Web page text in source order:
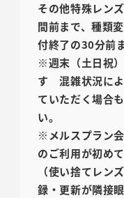
その他特殊レン
間前まで、種類
付終了の30分前
※週末（土日祝
す 混雑状況によ
ていただく場合
い。
※メルスプラン
のご利用が初め
（使い捨てレン
録・更新が隣接